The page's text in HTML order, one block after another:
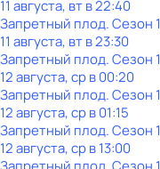
11 августа, вт в 22:40
Запретный плод. Сезон 1
11 августа, вт в 23:30
Запретный плод. Сезон 1
12 августа, ср в 00:20
Запретный плод. Сезон 1
12 августа, ср в 01:15
Запретный плод. Сезон 1
12 августа, ср в 13:00